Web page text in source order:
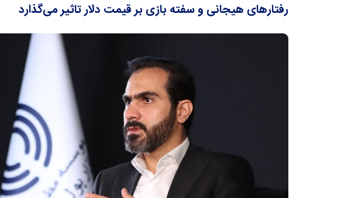
رفتار‌های هیجانی و سفته بازی بر قیمت دلار تاثیر می‌گذارد